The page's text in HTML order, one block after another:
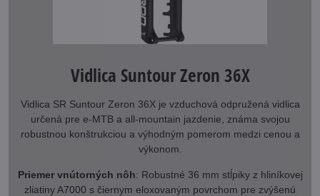
Vidlica Suntour Zeron 36X
Vidlica SR Suntour Zeron 36X je vzduchová odpružená vidlica
určená pre e-MTB a all-mountain jazdenie, známa svojou
robustnou konštrukciou a výhodným pomerom medzi cenou a
výkonom.
Priemer vnútorných nôh: Robustné 36 mm stĺpiky z hliníkovej
zliatiny A7000 s čiernym eloxovaným povrchom pre zvýšenú